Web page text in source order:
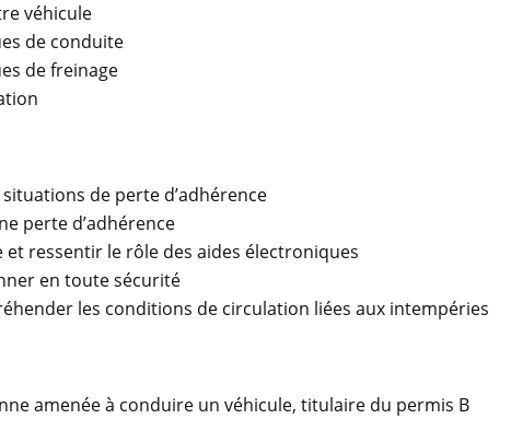
véhicule
de conduite
de freinage
de perte d’adhérence
perte d’adhérence
et ressentir le rôle des aides électroniques
en toute sécurité
les conditions de circulation liées aux intempéries
amenée à conduire un véhicule, titulaire du permis B